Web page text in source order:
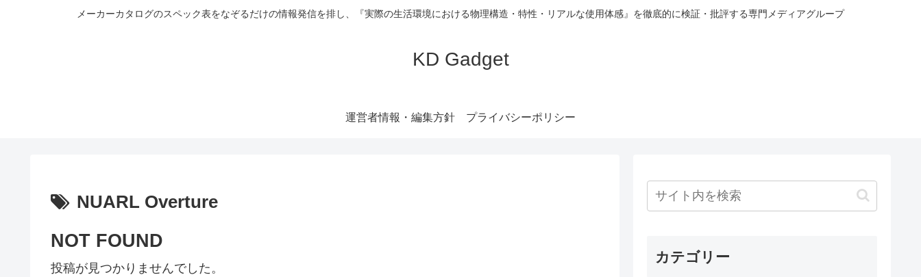
メーカーカタログのスペック表をなぞるだけの情報発信を排し、『実際の生活環境における物理構造・特性・リアルな使用体感』を徹底的に検証・批評する専門メディアグループ
KD Gadget
運営者情報・編集方針 プライバシーポリシー
NUARL Overture
NOT FOUND
投稿が見つかりませんでした。
カテゴリー